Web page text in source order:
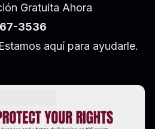
Gratuita Ahora
3536
aquí para ayudarle.